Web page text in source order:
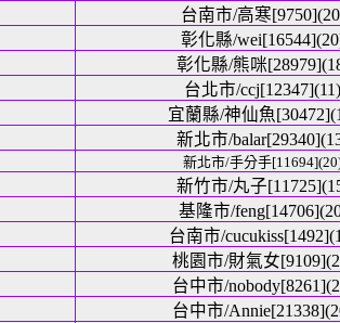
台南市/高寒
彰化縣/
彰化縣/熊咪
台北市/ccj[12347](11)
宜蘭縣/神仙魚
新北市/
新北市/手分手
新竹市/丸子
基隆市/
台南市/
桃園市/財氣女
台中市/
台中市/